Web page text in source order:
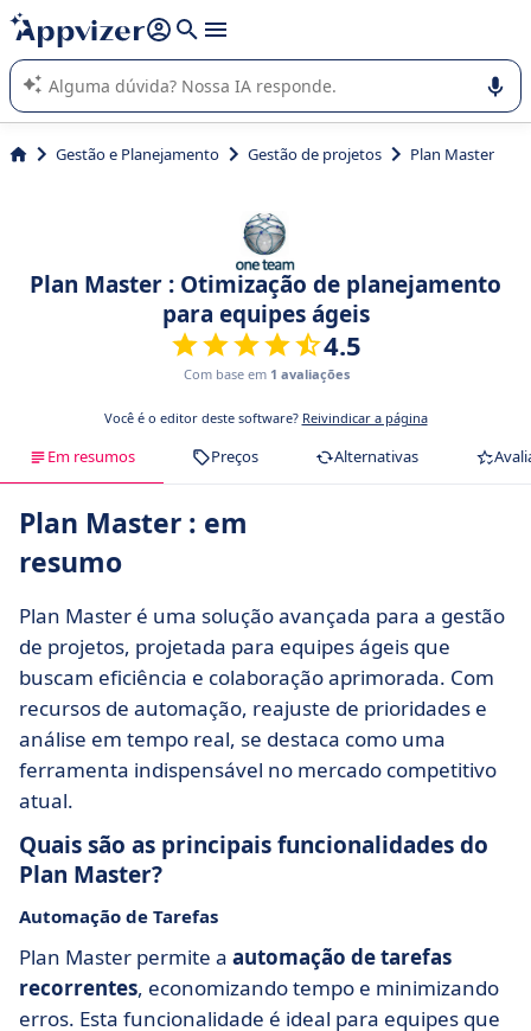
de nossa IA (várias linhas com
A IA do Appvizer o orienta no uso ou na seleção de software
SaaS para sua empresa.
Gestão e Planejamento Gestão de projetos Plan Master
Plan Master : Otimização de planejamento
para equipes ágeis
4.5
Com base em 1 avaliações
Você é o editor deste software? Reivindicar a página
Em resumos Preços Alternativas
Plan Master : em
resumo
Plan Master é uma solução avançada para a gestão
de projetos, projetada para equipes ágeis que
buscam eficiência e colaboração aprimorada. Com
recursos de automação, reajuste de prioridades e
análise em tempo real, se destaca como uma
ferramenta indispensável no mercado competitivo
atual.
Quais são as principais funcionalidades do
Plan Master?
Automação de Tarefas
Plan Master permite a automação de tarefas
recorrentes, economizando tempo e minimizando
erros. Esta funcionalidade é ideal para equipes que